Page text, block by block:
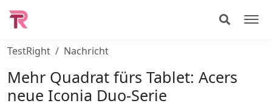
TestRight Nachricht
Mehr Quadrat fürs Tablet: Acers
neue Iconia Duo-Serie